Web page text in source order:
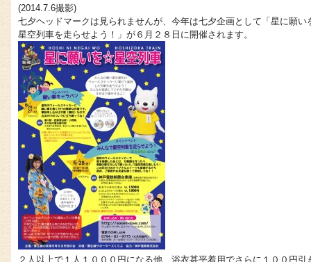
(2014.7.6撮影)
七夕ヘッドマークは見られませんが、今年は七夕企画として「星に願
星空列車を走らせよう！」が６月２８日に開催されます。
２人以上で１人１０００円になる他、浴衣甚平着用でさらに１００円引